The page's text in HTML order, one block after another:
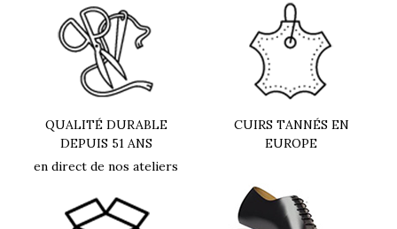
QUALITÉ DURABLE
DEPUIS 51 ANS
en direct de nos ateliers
CUIRS TANNÉS EN
EUROPE